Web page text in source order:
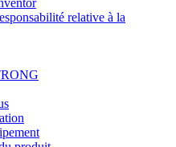
relative à la